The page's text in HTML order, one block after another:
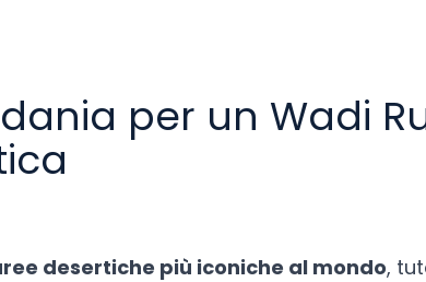
per un Wadi
desertiche più iconiche al mondo,